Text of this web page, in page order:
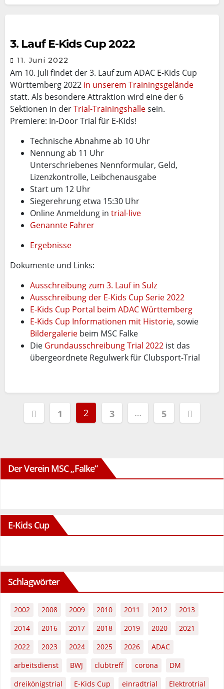
3. Lauf E-Kids Cup 2022
11. Juni 2022
Am 10. Juli findet der 3. Lauf zum ADAC E-Kids Cup
Württemberg 2022 in unserem Trainingsgelände
statt. Als besondere Attraktion wird eine der 6
Sektionen in derTrial-Trainingshallesein.
Premiere: In-Door Trial für E-Kids!
Technische Abnahme ab 10 Uhr
Nennung ab 11 Uhr
Unterschriebenes Nennformular, Geld,
Lizenzkontrolle, Leibchenausgabe
Start um 12 Uhr
Siegerehrung etwa 15:30 Uhr
Online Anmeldung in trial-live
Genannte Fahrer
Ergebnisse
Dokumente und Links:
Ausschreibung zum 3. Lauf in Sulz
Ausschreibung der E-Kids Cup Serie 2022
E-Kids Cup Portal beim ADAC Württemberg
E-Kids Cup Informationen mit Historie, sowie
Bildergalerie beim MSC Falke
Die Grundausschreibung Trial 2022 ist das
übergeordnete Regulwerk für Clubsport-Trial
Seitennummerierung
der
1 2 3 … 5
Der Verein MSC „Falke“
E-Kids Cup
Schlagwörter
2002 2008 2009 2010 2011 2012
2013
2014
2016 2017 2018 2019 2020
2021
2022
2023 2024 2025 2026
ADAC
arbeitsdienst
BWJ clubtreff corona
DM
dreikönigstrial
E-Kids Cup einradtrial
Elektrotrial